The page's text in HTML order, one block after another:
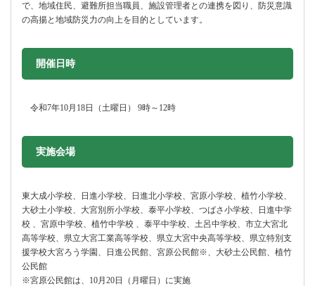
で、地域住民、避難所担当職員、施設管理者との連携を図り、防災意識
の高揚と地域防災力の向上を目的としています。
開催日時
令和7年10月18日（土曜日） 9時～12時
実施会場
東大成小学校、日進小学校、日進北小学校、宮原小学校、植竹小学校、
大砂土小学校、大宮別所小学校、泰平小学校、つばさ小学校、日進中学
校 、宮原中学校、植竹中学校 、泰平中学校、土呂中学校、市立大宮北
高等学校、県立大宮工業高等学校、県立大宮中央高等学校、県立特別支
援学校大宮ろう学園、日進公民館、宮原公民館※、大砂土公民館、植竹
公民館
※宮原公民館は、10月20日（月曜日）に実施